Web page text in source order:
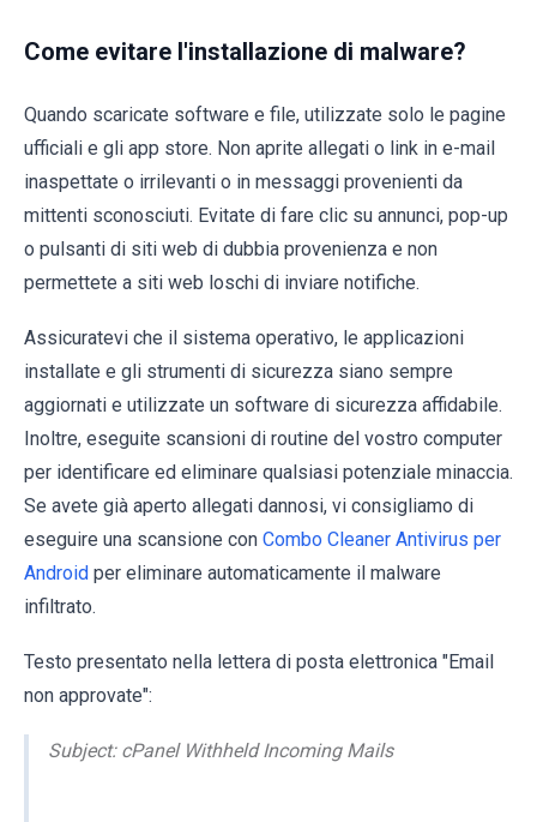
Come evitare l'installazione di malware?
Quando scaricate software e file, utilizzate solo le pagine
ufficiali e gli app store. Non aprite allegati o link in e-mail
inaspettate o irrilevanti o in messaggi provenienti da
mittenti sconosciuti. Evitate di fare clic su annunci, pop-up
o pulsanti di siti web di dubbia provenienza e non
permettete a siti web loschi di inviare notifiche.
Assicuratevi che il sistema operativo, le applicazioni
installate e gli strumenti di sicurezza siano sempre
aggiornati e utilizzate un software di sicurezza affidabile.
Inoltre, eseguite scansioni di routine del vostro computer
per identificare ed eliminare qualsiasi potenziale minaccia.
Se avete già aperto allegati dannosi, vi consigliamo di
eseguire una scansione con Combo Cleaner Antivirus per
Android per eliminare automaticamente il malware
infiltrato.
Testo presentato nella lettera di posta elettronica "Email
non approvate":
Subject: cPanel Withheld Incoming Mails